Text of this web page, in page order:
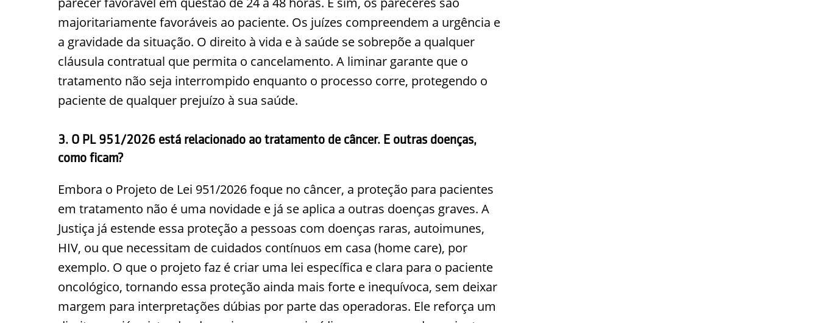
majoritariamente favoráveis ao paciente. Os juízes compreendem a urgência e
a gravidade da situação. O direito à vida e à saúde se sobrepõe a qualquer
cláusula contratual que permita o cancelamento. A liminar garante que o
tratamento não seja interrompido enquanto o processo corre, protegendo o
paciente de qualquer prejuízo à sua saúde.
3. O PL 951/2026 está relacionado ao tratamento de câncer. E outras doenças,
como ficam?
Embora o Projeto de Lei 951/2026 foque no câncer, a proteção para pacientes
em tratamento não é uma novidade e já se aplica a outras doenças graves. A
Justiça já estende essa proteção a pessoas com doenças raras, autoimunes,
HIV, ou que necessitam de cuidados contínuos em casa (home care), por
exemplo. O que o projeto faz é criar uma lei específica e clara para o paciente
oncológico, tornando essa proteção ainda mais forte e inequívoca, sem deixar
margem para interpretações dúbias por parte das operadoras. Ele reforça um